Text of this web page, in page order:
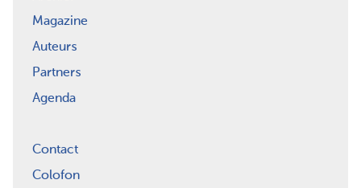
Magazine
Auteurs
Partners
Agenda
Contact
Colofon